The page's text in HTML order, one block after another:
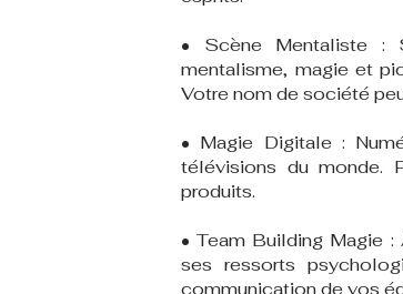
• Scène Mentaliste :
mentalisme, magie et
Votre nom de société
• Magie Digitale :
télévisions du monde.
produits.
• Team Building Magie
ses ressorts
communication de vos